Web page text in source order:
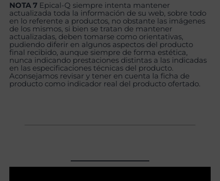
NOTA 7 Epical-Q siempre intenta mantener
actualizada toda la información de su web, sobre todo
en lo referente a productos, no obstante las imágenes
de los mismos, si bien se tratan de mantener
actualizadas, deben tomarse como orientativas,
pudiendo diferir en algunos aspectos del producto
final recibido, aunque siempre de forma estética,
nunca indicando prestaciones distintas a las indicadas
en las especificaciones técnicas del producto.
Aconsejamos revisar y tener en cuenta la ficha de
producto como indicador real del producto ofertado.